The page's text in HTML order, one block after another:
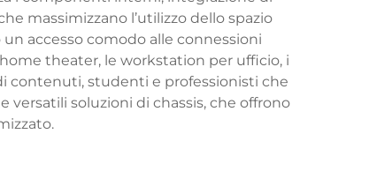
massimizzano l’utilizzo dello spazio
accesso comodo alle connessioni
theater, le workstation per ufficio, i
contenuti, studenti e professionisti che
soluzioni di chassis, che offrono